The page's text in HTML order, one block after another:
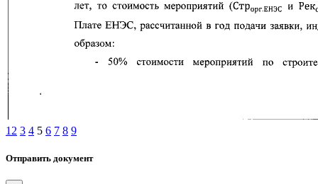
1 2 3 4 5 6 7 8 9
Отправить документ